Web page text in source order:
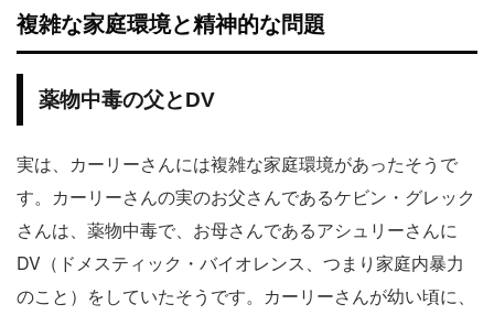
複雑な家庭環境と精神的な問題
薬物中毒の父とDV
実は、カーリーさんには複雑な家庭環境があったそうで
す。カーリーさんの実のお父さんであるケビン・グレック
さんは、薬物中毒で、お母さんであるアシュリーさんに
DV（ドメスティック・バイオレンス、つまり家庭内暴力
のこと）をしていたそうです。カーリーさんが幼い頃に、